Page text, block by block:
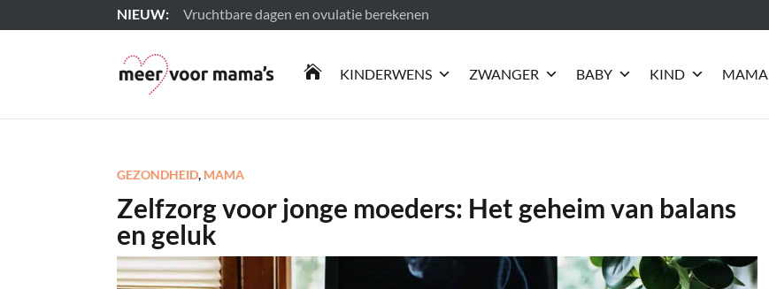
Vruchtbare dagen en ovulatie berekenen
Lees meer
 KINDERWENS ZWANGER BABY KIND MAMA
GEZONDHEID, MAMA
Zelfzorg voor jonge moeders: Het geheim van balans
en geluk